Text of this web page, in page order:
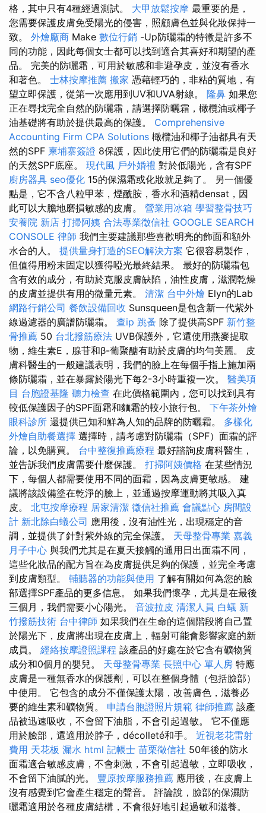
格，其中只有4種經過測試。 大甲放鬆按摩 最重要的是，
您需要保護皮膚免受陽光的侵害，照顧膚色並與化妝保持一
致。 外燴廠商 Make 數位行銷 -Up防曬霜的特徵是許多不
同的功能，因此每個女士都可以找到適合其喜好和期望的產
品。 完美的防曬霜，可用於敏感和非避孕皮，並沒有香水
和著色。 士林按摩推薦 搬家 憑藉輕巧的，非粘的質地，有
望立即保護，從第一次應用到UV和UVA射線。 隆鼻 如果您
正在尋找完全自然的防曬霜，請選擇防曬霜，橄欖油或椰子
油基礎將有助於提供最高的保護。 Comprehensive
Accounting Firm CPA Solutions 橄欖油和椰子油都具有天
然的SPF 柬埔寨簽證 8保護，因此使用它們的防曬霜是良好
的天然SPF底座。 現代風 戶外婚禮 對於低陽光，含有SPF
廚房器具 seo優化 15的保濕霜或化妝就足夠了。 另一個優
點是，它不含八粒甲苯，煙酰胺，香水和酒精densat，因
此可以大膽地磨損敏感的皮膚。 營業用冰箱 學習整骨技巧
安養院 新店 打掃阿姨 合法專業徵信社 GOOGLE SEARCH
CONSOLE 律師 我們主要建議那些喜歡明亮的飾面和額外
水合的人。 提供量身打造的SEO解決方案 它很容易製作，
但值得用粉末固定以獲得啞光最終結果。 最好的防曬霜包
含有效的成分，有助於克服皮膚缺陷，油性皮膚，滋潤乾燥
的皮膚並提供有用的微量元素。 清潔 台中外燴 Elyn的Lab
網路行銷公司 餐飲設備回收 Sunsqueen是包含新一代紫外
線過濾器的廣譜防曬霜。 查ip 跳蚤 除了提供高SPF 新竹整
骨推薦 50 台北撥筋療法 UVB保護外，它還使用燕麥提取
物，維生素E，腺苷和β-葡聚醣有助於皮膚的均勻美麗。 皮
膚科醫生的一般建議表明，我們的臉上在每個手指上施加兩
條防曬霜，並在暴露於陽光下每2-3小時重複一次。 醫美項
目 台胞證基隆 聽力檢查 在此價格範圍內，您可以找到具有
較低保護因子的SPF面霜和麵霜的較小旅行包。 下午茶外燴
眼科診所 還提供已知和鮮為人知的品牌的防曬霜。 多樣化
外燴自助餐選擇 選擇時，請考慮對防曬霜（SPF）面霜的評
論，以免購買。 台中整復推薦療程 最好諮詢皮膚科醫生，
並告訴我們皮膚需要什麼保護。 打掃阿姨價格 在某些情況
下，每個人都需要使用不同的面霜，因為皮膚更敏感。 建
議將該設備塗在乾淨的臉上，並通過按摩運動將其吸入真
皮。 北屯按摩療程 居家清潔 徵信社推薦 會議點心 房間設
計 新北除白蟻公司 應用後，沒有油性光，出現穩定的音
調，並提供了針對紫外線的完全保護。 天母整骨專業 嘉義
月子中心 與我們尤其是在夏天接觸的通用日出面霜不同，
這些化妝品的配方旨在為皮膚提供足夠的保護，並完全考慮
到皮膚類型。 輔聽器的功能與使用 了解有關如何為您的臉
部選擇SPF產品的更多信息。 如果我們懷孕，尤其是在最後
三個月，我們需要小心陽光。 音波拉皮 清潔人員 白蟻 新
竹撥筋技術 台中律師 如果我們在生命的這個階段將自己置
於陽光下，皮膚將出現在皮膚上，輻射可能會影響家庭的新
成員。 經絡按摩證照課程 該產品的好處在於它含有礦物質
成分和0個月的嬰兒。 天母整骨專業 長照中心 單人房 特應
皮膚是一種無香水的保護劑，可以在整個身體（包括臉部）
中使用。 它包含的成分不僅保護太陽，改善膚色，滋養必
要的維生素和礦物質。 申請台胞證照片規範 律師推薦 該產
品被迅速吸收，不會留下油脂，不會引起過敏。 它不僅應
用於臉部，還適用於脖子，décolleté和手。 近視老花雷射
費用 天花板 漏水 html 記帳士 苗栗徵信社 50年後的防水
面霜適合敏感皮膚，不會刺激，不會引起過敏，立即吸收，
不會留下油膩的光。 豐原按摩服務推薦 應用後，在皮膚上
沒有感覺到它會產生穩定的聲音。 評論說，臉部的保濕防
曬霜適用於各種皮膚結構，不會很好地引起過敏和滋養。